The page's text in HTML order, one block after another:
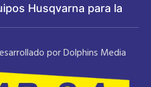
Husqvarna para la
por Dolphins Media